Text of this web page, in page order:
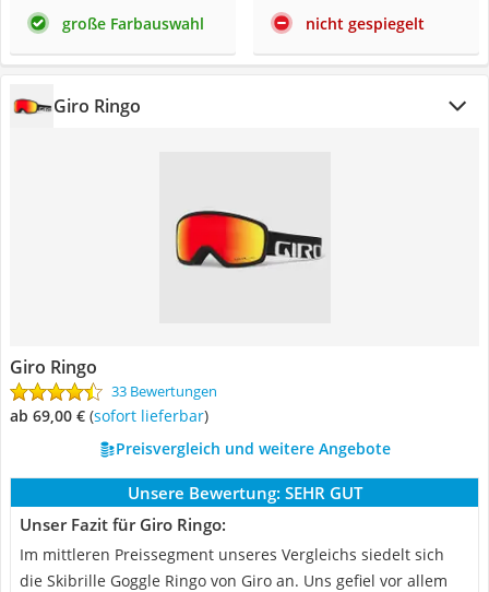
große Farbauswahl nicht gespiegelt
Giro Ringo
Giro Ringo
33 Bewertungen
ab 69,00 € ( Sofort lieferbar)
Preisvergleich und weitere Angebote
Unsere Bewertung: SEHR GUT
Unser Fazit für Giro Ringo:
Im mittleren Preissegment unseres Vergleichs siedelt sich
die Skibrille Goggle Ringo von Giro an. Uns gefiel vor allem